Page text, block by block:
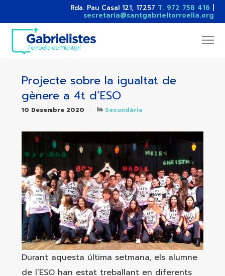
Rda. Pau Casal 121, 17257 T. 972 758 416
secretaria@santgabrieltorroella.org
Projecte sobre la igualtat de
gènere a 4t d’ESO
10 Desembre 2020 In Secundària
Durant aquesta última setmana, els alumne
de l’ESO han estat treballant en diferents